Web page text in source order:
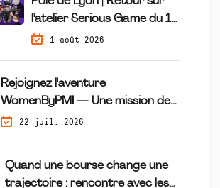
l'atelier Serious Game du 16
Juillet1 août 2026
Rejoignez l'aventure
WomenByPMI — Une mission de
mécénat de compétences qui fait
22 juil. 2026
Quand une bourse change une
trajectoire : rencontre avec les